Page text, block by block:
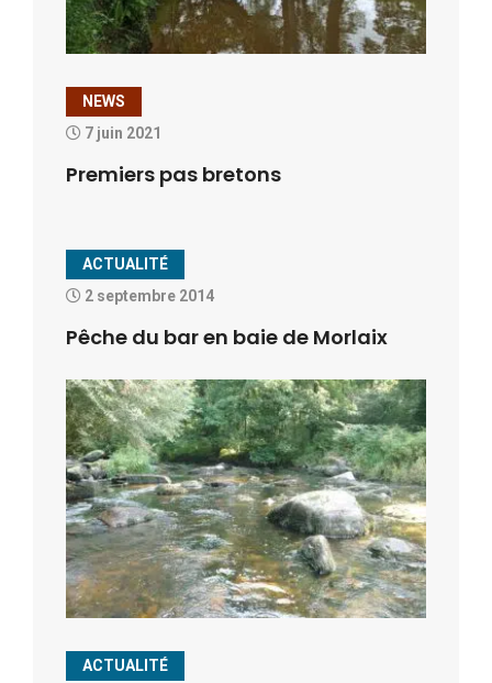
NEWS
7 juin 2021
Premiers pas bretons
ACTUALITÉ
2 septembre 2014
Pêche du bar en baie de Morlaix
ACTUALITÉ